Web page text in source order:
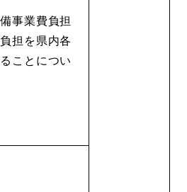
事業費負担
担を県内各
ことについ